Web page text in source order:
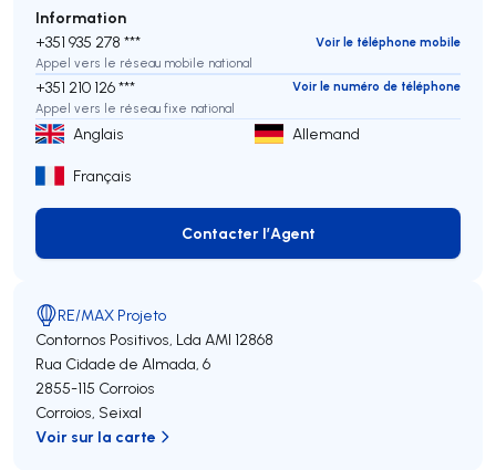
Information
+351 935 278 ***
Voir le téléphone mobile
Appel vers le réseau mobile national
+351 210 126 ***
Voir le numéro de téléphone
Appel vers le réseau fixe national
Anglais Allemand
Français
Contacter l’Agent
Contacter l’Agent
RE/MAX Projeto
Contornos Positivos, Lda AMI 12868
Rua Cidade de Almada, 6
2855-115 Corroios
Corroios, Seixal
Voir sur la carte